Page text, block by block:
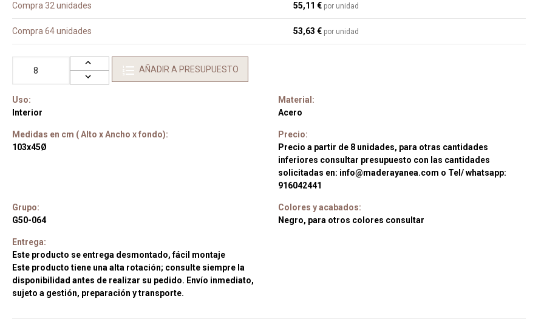
Compra 32 unidades 55,11 € por unidad
Compra 64 unidades 53,63 € por unidad
AÑADIR A PRESUPUESTO
Uso:
Interior
Material:
Acero
Medidas en cm ( Alto x Ancho x fondo):
103x45Ø
Precio:
Precio a partir de 8 unidades, para otras cantidades
inferiores consultar presupuesto con las cantidades
solicitadas en: info@maderayanea.com o Tel/ whatsapp:
916042441
Grupo:
G50-064
Colores y acabados:
Negro, para otros colores consultar
Entrega:
Este producto se entrega desmontado, fácil montaje
Este producto tiene una alta rotación; consulte siempre la
disponibilidad antes de realizar su pedido. Envío inmediato,
sujeto a gestión, preparación y transporte.